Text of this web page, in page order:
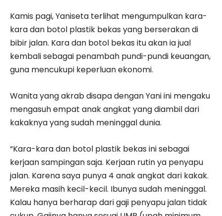
Kamis pagi, Yaniseta terlihat mengumpulkan kara-
kara dan botol plastik bekas yang berserakan di
bibir jalan. Kara dan botol bekas itu akan ia jual
kembali sebagai penambah pundi-pundi keuangan,
guna mencukupi keperluan ekonomi.
Wanita yang akrab disapa dengan Yani ini mengaku
mengasuh empat anak angkat yang diambil dari
kakaknya yang sudah meninggal dunia.
“Kara-kara dan botol plastik bekas ini sebagai
kerjaan sampingan saja. Kerjaan rutin ya penyapu
jalan. Karena saya punya 4 anak angkat dari kakak.
Mereka masih kecil-kecil. Ibunya sudah meninggal.
Kalau hanya berharap dari gaji penyapu jalan tidak